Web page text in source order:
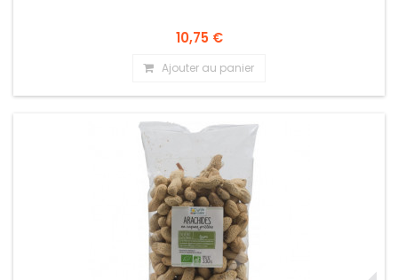
10,75 €
Ajouter au panier